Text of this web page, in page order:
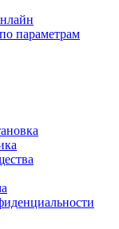
параметрам